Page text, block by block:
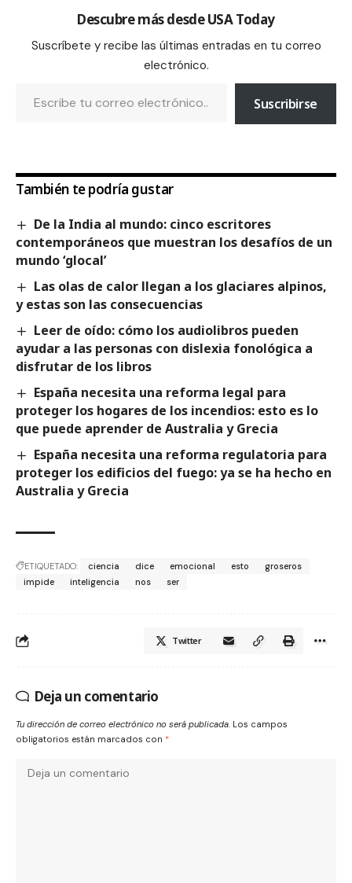
Descubre más desde USA Today
Suscríbete y recibe las últimas entradas en tu correo
electrónico.
Suscribirse
También te podría gustar
De la India al mundo: cinco escritores
contemporáneos que muestran los desafíos de un
mundo ‘glocal’
Las olas de calor llegan a los glaciares alpinos,
y estas son las consecuencias
Leer de oído: cómo los audiolibros pueden
ayudar a las personas con dislexia fonológica a
disfrutar de los libros
España necesita una reforma legal para
proteger los hogares de los incendios: esto es lo
que puede aprender de Australia y Grecia
España necesita una reforma regulatoria para
proteger los edificios del fuego: ya se ha hecho en
Australia y Grecia
ETIQUETADO: ciencia dice emocional esto
groseros
impide
inteligencia nos ser
Twitter
Deja un comentario
Tu dirección de correo electrónico no será publicada. Los campos
obligatorios están marcados con *